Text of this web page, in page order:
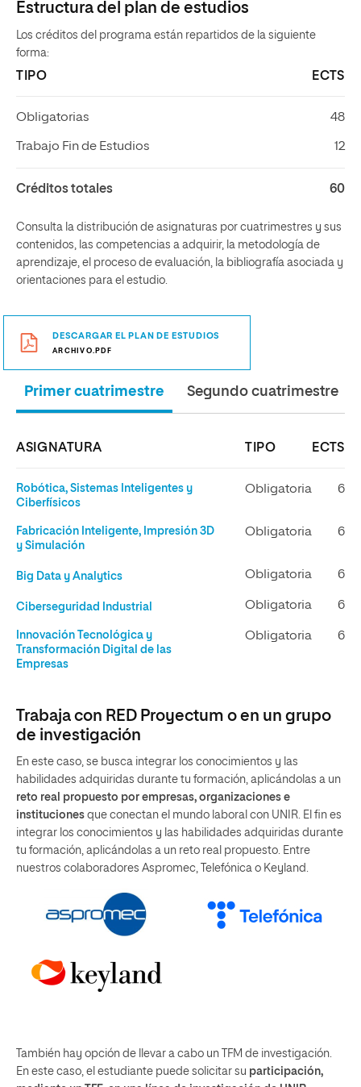
Estructura del plan de estudios
Los créditos del programa están repartidos de la siguiente
forma:
TIPO ECTS
Obligatorias 48
Trabajo Fin de Estudios 12
Créditos totales 60
Consulta la distribución de asignaturas por cuatrimestres y sus
contenidos, las competencias a adquirir, la metodología de
aprendizaje, el proceso de evaluación, la bibliografía asociada y
orientaciones para el estudio.
DESCARGAR EL PLAN DE ESTUDIOS
ARCHIVO.PDF
Primer cuatrimestre Segundo cuatrimestre
ASIGNATURA TIPO ECTS
Robótica, Sistemas Inteligentes y
Ciberfísicos
Obligatoria 6
Fabricación Inteligente, Impresión 3D
y Simulación
Obligatoria 6
Big Data y Analytics Obligatoria 6
Ciberseguridad Industrial Obligatoria 6
Innovación Tecnológica y
Transformación Digital de las
Empresas
Obligatoria 6
Trabaja con RED Proyectum o en un grupo
de investigación
En este caso, se busca integrar los conocimientos y las
habilidades adquiridas durante tu formación, aplicándolas a un
reto real propuesto por empresas, organizaciones e
instituciones que conectan el mundo laboral con UNIR. El fin es
integrar los conocimientos y las habilidades adquiridas durante
tu formación, aplicándolas a un reto real propuesto. Entre
nuestros colaboradores Aspromec, Telefónica o Keyland.
También hay opción de llevar a cabo un TFM de investigación.
En este caso, el estudiante puede solicitar su participación,